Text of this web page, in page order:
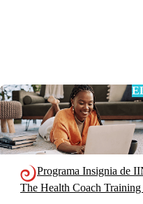
Programa Insignia de
The Health Coach